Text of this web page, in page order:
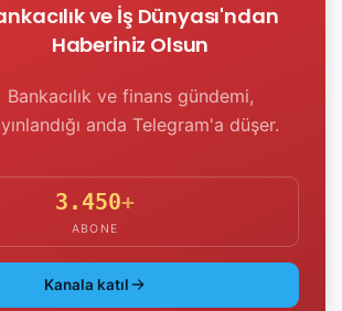
ve İş Dünyası'ndan
Haberiniz Olsun
Bankacılık ve finans gündemi,
anda Telegram'a düşer.
3.450+
ABONE
Kanala katıl